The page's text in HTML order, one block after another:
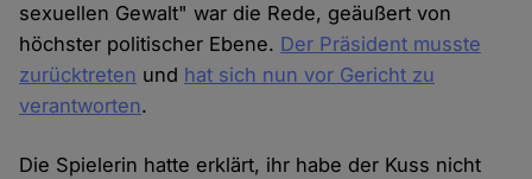
sexuellen Gewalt" war die Rede, geäußert von
höchster politischer Ebene. Der Präsident musste
zurücktreten und hat sich nun vor Gericht zu
verantworten.
Die Spielerin hatte erklärt, ihr habe der Kuss nicht